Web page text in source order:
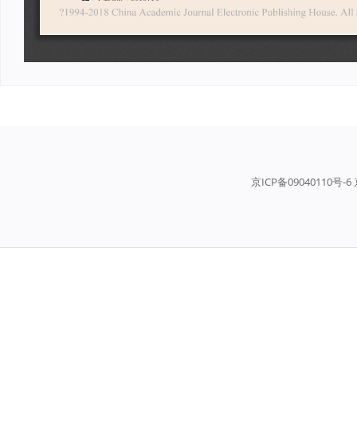
京ICP备09040110号-6